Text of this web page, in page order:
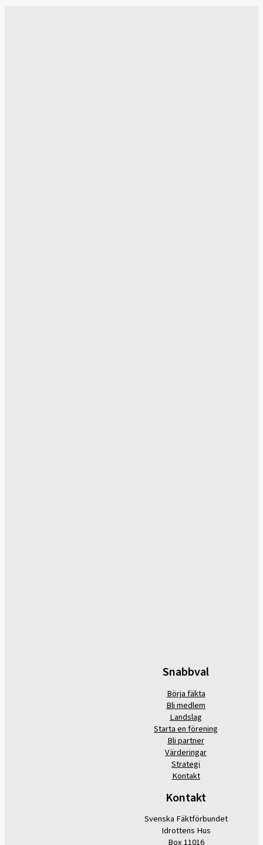
Snabbval
Börja fäkta
Bli medlem
Landslag
Starta en förening
Bli partner
Värderingar
Strategi
Kontakt
Kontakt
Svenska Fäktförbundet
Idrottens Hus
Box 11016